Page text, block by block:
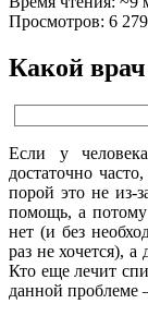
Просмотров: 6 279
Какой
Если у
достаточно
порой это не из-
помощь, а потому
нет (и без
раз не хочется),
Кто еще лечит
данной проблеме